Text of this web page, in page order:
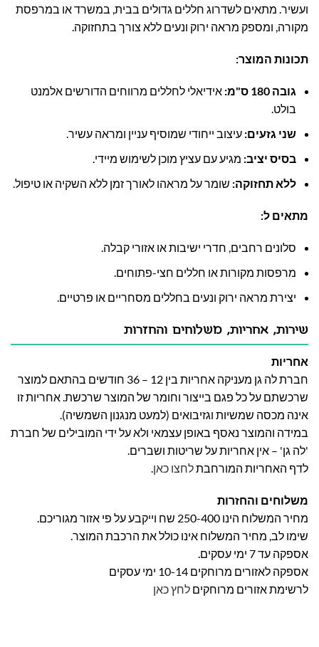
ועשיר. מתאים לשדרוג חללים גדולים בבית, במשרד או במרפסת
מקורה, ומספק מראה ירוק ונעים ללא צורך בתחזוקה.
תכונות המוצר:
גובה 180 ס"מ:
אידיאלי לחללים מרווחים הדורשים אלמנט
בולט.
שני גזעים: עיצוב ייחודי שמוסיף עניין ומראה עשיר.
בסיס יציב: מגיע עם עציץ מוכן לשימוש מיידי.
ללא תחזוקה: שומר על מראהו לאורך זמן ללא השקיה או טיפול.
מתאים ל:
סלונים רחבים, חדרי ישיבות או אזורי קבלה.
מרפסות מקורות או חללים חצי-פתוחים.
יצירת מראה ירוק ונעים בחללים מסחריים או פרטיים.
שירות, אחריות, משלוחים והחזרות
אחריות
חברת לה גן מעניקה אחריות בין 12 – 36 חודשים בהתאם למוצר
שרכשתם על כל פגם בייצור וחומר של המוצר שרכשת. אחריות זו
אינה מכסה שמשיות וגזיבואים (למעט מנגנון השמשיה).
במידה והמוצר נאסף באופן עצמאי ולא על ידי המובילים של חברת
'לה גן' – אין אחריות על שריטות ושברים.
לדף האחריות המורחבתלחצו כאן.
משלוחים והחזרות
מחיר המשלוח הינו 250-400 שח וייקבע על פי אזור מגוריכם.
שימו לב, מחיר המשלוח אינו כולל את הרכבת המוצר.
אספקה עד 7 ימי עסקים.
אספקה לאזורים מרוחקים 10-14 ימי עסקים
לרשימת אזורים מרוחקים לחץ כאן